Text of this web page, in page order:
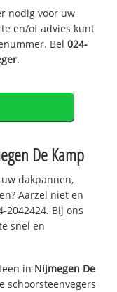
nodig voor uw
en/of advies kunt
Bel024-
.
De Kamp
dakpannen,
Aarzel niet en
2042424. Bij ons
snel en
in Nijmegen De
schoorsteenvegers